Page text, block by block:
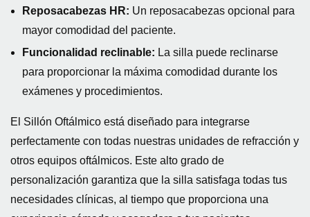
Reposacabezas HR: Un reposacabezas opcional para
mayor comodidad del paciente.
Funcionalidad reclinable: La silla puede reclinarse
para proporcionar la máxima comodidad durante los
exámenes y procedimientos.
El Sillón Oftálmico está diseñado para integrarse
perfectamente con todas nuestras unidades de refracción y
otros equipos oftálmicos. Este alto grado de
personalización garantiza que la silla satisfaga todas tus
necesidades clínicas, al tiempo que proporciona una